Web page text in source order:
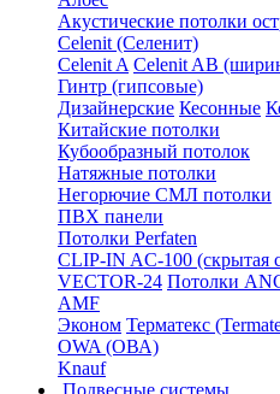
Акустические потолки
Celenit (Селенит)
Celenit A Celenit AB
Гинтр (гипсовые)
Дизайнерские Кесонные
Китайские потолки
Кубообразный потолок
Натяжные потолки
Негорючие СМЛ потолки
ПВХ панели
Потолки Perfaten
CLIP-IN AC-100 (скрытая
VECTOR-24 Потолки
AMF
Эконом Терматекс
OWA (ОВА)
Knauf
Подвесные системы